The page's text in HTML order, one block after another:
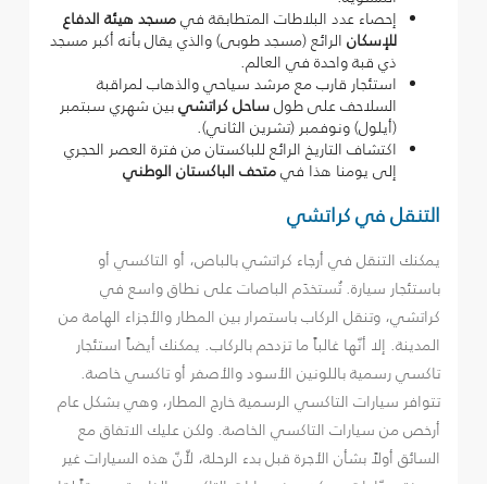
إحصاء عدد البلاطات المتطابقة فيمسجد هيئة الدفاع
للإسكانالرائع (مسجد طوبى) والذي يقال بأنه أكبر مسجد
ذي قبة واحدة في العالم.
استئجار قارب مع مرشد سياحي والذهاب لمراقبة
السلاحف على طولساحل كراتشيبين شهري سبتمبر
(أيلول) ونوفمبر (تشرين الثاني).
اكتشاف التاريخ الرائع للباكستان من فترة العصر الحجري
إلى يومنا هذا فيمتحف الباكستان الوطني
التنقل في كراتشي
يمكنك التنقل في أرجاء كراتشي بالباص، أو التاكسي أو
باستئجار سيارة. تُستخدَم الباصات على نطاق واسع في
كراتشي، وتنقل الركاب باستمرار بين المطار والأجزاء الهامة من
المدينة. إلا أنّها غالباً ما تزدحم بالركاب. يمكنك أيضاً استئجار
تاكسي رسمية باللونين الأسود والأصفر أو تاكسي خاصة.
تتوافر سيارات التاكسي الرسمية خارج المطار، وهي بشكل عام
أرخص من سيارات التاكسي الخاصة. ولكن عليك الاتفاق مع
السائق أولاً بشأن الأجرة قبل بدء الرحلة، لأّنّ هذه السيارات غير